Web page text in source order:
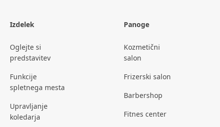
Izdelek
Oglejte si
predstavitev
Funkcije
spletnega mesta
Upravljanje
koledarja
Panoge
Kozmetični
salon
Frizerski salon
Barbershop
Fitnes center